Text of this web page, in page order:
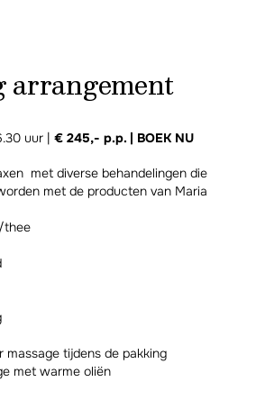
arrangement
uur | € 245,- p.p. | BOEK NU
met diverse behandelingen die
met de producten van Maria
koffie/thee
massage tijdens de pakking
met warme oliën